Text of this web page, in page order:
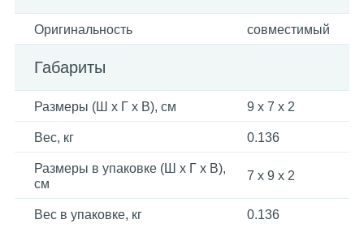
Оригинальность совместимый
Габариты
Размеры (Ш x Г x В), см 9 x 7 x 2
Вес, кг 0.136
Размеры в упаковке (Ш x Г x В),
см
7 x 9 x 2
Вес в упаковке, кг 0.136